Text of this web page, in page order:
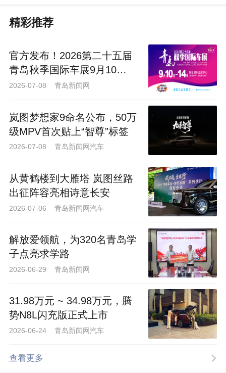
精彩推荐
官方发布！2026第二十五届
青岛秋季国际车展9月10
日-14日崂山举办
2026-07-08 青岛新闻网
岚图梦想家9命名公布，50万
级MPV首次贴上“智尊”标签
2026-07-08 青岛新闻网汽车
从黄鹤楼到大雁塔 岚图丝路
出征阵容亮相诗意长安
2026-07-06 青岛新闻网汽车
解放爱领航，为320名青岛学
子点亮求学路
2026-06-29 青岛新闻网
31.98万元 ~ 34.98万元，腾
势N8L闪充版正式上市
2026-06-24 青岛新闻网汽车
查看更多